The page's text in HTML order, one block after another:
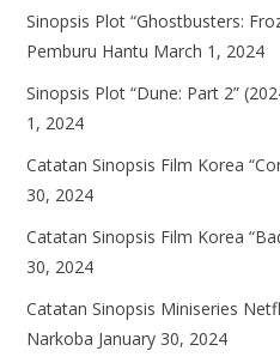
Sinopsis Plot “Ghostbusters:
Pemburu Hantu March 1, 2024
Sinopsis Plot “Dune: Part 2”
1, 2024
Catatan Sinopsis Film Korea
30, 2024
Catatan Sinopsis Film Korea
30, 2024
Catatan Sinopsis Miniseries
Narkoba January 30, 2024